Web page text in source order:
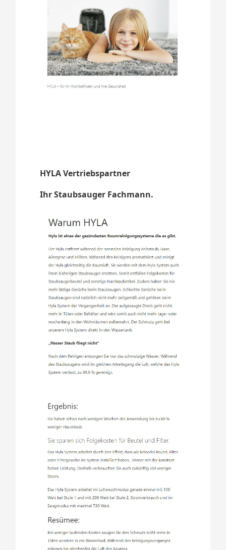
HYLA Vertriebspartner
Ihr Staubsauger Fachmann.